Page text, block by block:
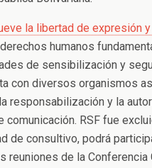
la libertad de expresión
humanos
de sensibilización y
con diversos organismos
responsabilización y la
comunicación. RSF fue
de consultivo, podrá
reuniones de la Conferencia